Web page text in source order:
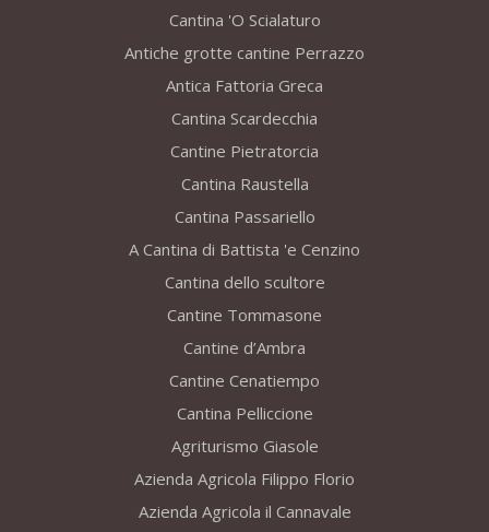
Cantina 'O Scialaturo
Antiche grotte cantine Perrazzo
Antica Fattoria Greca
Cantina Scardecchia
Cantine Pietratorcia
Cantina Raustella
Cantina Passariello
A Cantina di Battista 'e Cenzino
Cantina dello scultore
Cantine Tommasone
Cantine d’Ambra
Cantine Cenatiempo
Cantina Pelliccione
Agriturismo Giasole
Azienda Agricola Filippo Florio
Azienda Agricola il Cannavale